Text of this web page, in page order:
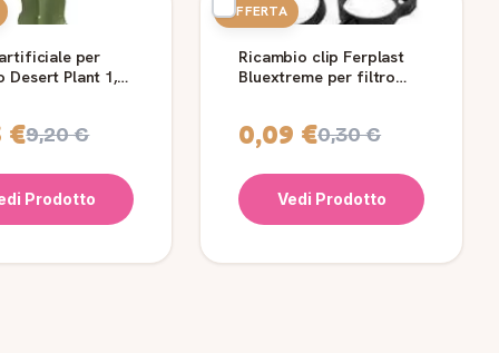
per
Desert Plant 1,
€9,20 €
Prodotto
OFFERTA
Ricambio clip Ferplast
Bluextreme per filtro
0,09 €0,30 €
Vedi Prodotto